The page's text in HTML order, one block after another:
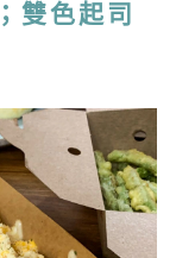
雙色起司